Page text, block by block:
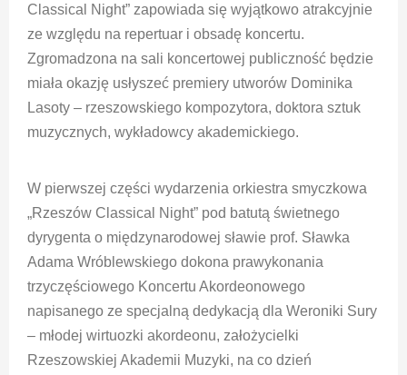
Classical Night” zapowiada się wyjątkowo atrakcyjnie
ze względu na repertuar i obsadę koncertu.
Zgromadzona na sali koncertowej publiczność będzie
miała okazję usłyszeć premiery utworów Dominika
Lasoty – rzeszowskiego kompozytora, doktora sztuk
muzycznych, wykładowcy akademickiego.
W pierwszej części wydarzenia orkiestra smyczkowa
„Rzeszów Classical Night” pod batutą świetnego
dyrygenta o międzynarodowej sławie prof. Sławka
Adama Wróblewskiego dokona prawykonania
trzyczęściowego Koncertu Akordeonowego
napisanego ze specjalną dedykacją dla Weroniki Sury
– młodej wirtuozki akordeonu, założycielki
Rzeszowskiej Akademii Muzyki, na co dzień